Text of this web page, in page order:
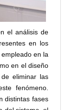
el análisis de
en los
en la
en el diseño
eliminar las
fenómeno.
distintas fases